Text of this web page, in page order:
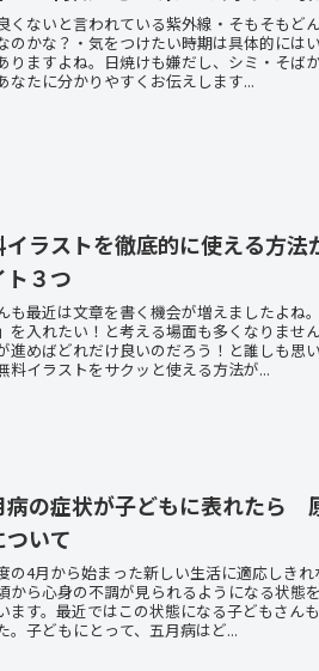
くないと言われている紫外線・そもそもど
のかな？・気をつけたい時期は具体的には
りますよね。日焼けも嫌だし、シミ・そば
なたに分かりやすくお伝えします...
イラストを徹底的に使える方法
ト３つ
も最近は文章を書く機会が増えましたよね
を入れたい！と考える場面も多くなりませ
進めばどれだけ良いのだろう！と誰しも思
料イラストをサクッと使える方法が...
病の症状が子どもに表れたら
ついて
の4月から始まった新しい生活に適応しき
から心身の不調が見られるようになる状態
ます。最近ではこの状態になる子どもさん
。子どもにとって、五月病はど...